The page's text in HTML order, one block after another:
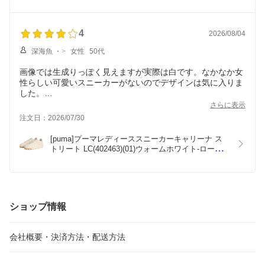
4 2026/08/04
深海魚 ・> 女性 50代
画像では生成りっぽく見えますが実際は白です。なかなか女
性らしい可愛いスニーカーがないのでデザインは気に入りま
した。
普段スニーカーは25センチで、幅広なのでかなり紐を緩めて
履いてます。こちらも25センチにしましたが窮屈めでした。
は24?5の感じでした。中敷がふかふかで厚みがあるのでそれ
を普通の中敷に変えたら入りましたが、ふかふかの恩恵がな
さらに表示
注文日：2026/07/30
[puma]プーマレディーススニーカーキャリーナ ス
トリート LC(402463)(01)ウォームホワイト-ローズ
ショップ情報
会社概要・決済方法・配送方法